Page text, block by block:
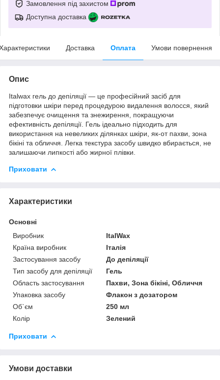
Замовлення під захистом
Доступна доставка
Доставка Оплата Умови повернення
Опис
Italwax гель до депіляції — це професійний засіб для
підготовки шкіри перед процедурою видалення волосся, який
забезпечує очищення та знежирення, покращуючи
ефективність депіляції. Гель ідеально підходить для
використання на невеликих ділянках шкіри, як-от пахви, зона
бікіні та обличчя. Легка текстура засобу швидко вбирається, не
залишаючи липкості або жирної плівки.
Приховати
Характеристики
Основні
Виробник
ItalWax
Країна виробник
Італія
Застосування засобу
До депіляції
Тип засобу для депіляції
Гель
Область застосування
Пахви, Зона бікіні, Обличчя
Упаковка засобу
Флакон з дозатором
Об`єм
250 мл
Колір
Зелений
Приховати
Умови доставки